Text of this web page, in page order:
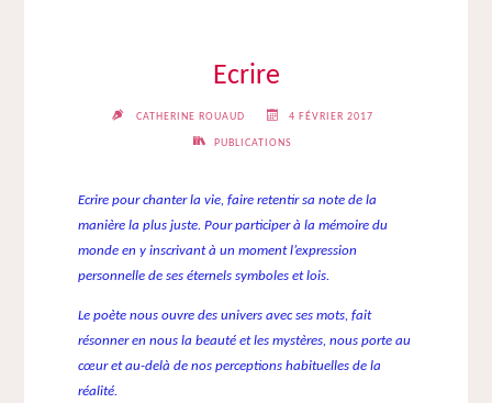
Ecrire
CATHERINE ROUAUD 4 FÉVRIER 2017
PUBLICATIONS
Ecrire pour chanter la vie, faire retentir sa note de la
manière la plus juste. Pour participer à la mémoire du
monde en y inscrivant à un moment l’expression
personnelle de ses éternels symboles et lois.
Le poète nous ouvre des univers avec ses mots, fait
résonner en nous la beauté et les mystères, nous porte au
cœur et au-delà de nos perceptions habituelles de la
réalité.